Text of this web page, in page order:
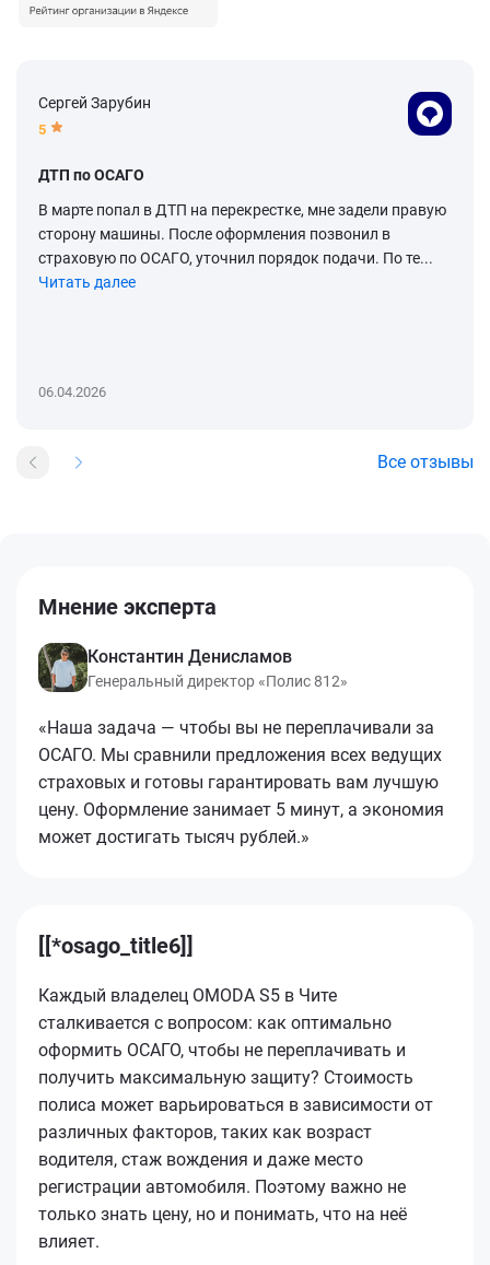
Сергей Зарубин
5
ДТП по ОСАГО
В марте попал в ДТП на перекрестке, мне задели правую
сторону машины. После оформления позвонил в
страховую по ОСАГО, уточнил порядок подачи. По те...
Читать далее
06.04.2026
Все отзывы
Мнение эксперта
Константин Денисламов
Генеральный директор «Полис 812»
«Наша задача — чтобы вы не переплачивали за
ОСАГО. Мы сравнили предложения всех ведущих
страховых и готовы гарантировать вам лучшую
цену. Оформление занимает 5 минут, а экономия
может достигать тысяч рублей.»
[[*osago_title6]]
Каждый владелец OMODA S5 в Чите
сталкивается с вопросом: как оптимально
оформить ОСАГО, чтобы не переплачивать и
получить максимальную защиту? Стоимость
полиса может варьироваться в зависимости от
различных факторов, таких как возраст
водителя, стаж вождения и даже место
регистрации автомобиля. Поэтому важно не
только знать цену, но и понимать, что на неё
влияет.